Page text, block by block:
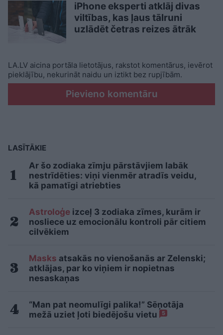
iPhone eksperti atklāj divas
viltības, kas ļaus tālruni
uzlādēt četras reizes ātrāk
LA.LV aicina portāla lietotājus, rakstot komentārus, ievērot
pieklājību, nekurināt naidu un iztikt bez rupjībām.
Pievieno komentāru
LASĪTĀKIE
Ar šo zodiaka zīmju pārstāvjiem labāk
nestrīdēties: viņi vienmēr atradīs veidu,
kā pamatīgi atriebties
Astroloģe izceļ 3 zodiaka zīmes, kurām ir
nosliece uz emocionālu kontroli pār citiem
cilvēkiem
Masks atsakās no vienošanās ar Zelenski;
atklājas, par ko viņiem ir nopietnas
nesaskaņas
“Man pat neomulīgi palika!” Sēņotāja
mežā uziet ļoti biedējošu vietu
5